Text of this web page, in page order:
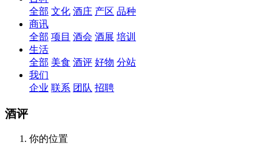
全部 文化 酒庄 产区 品种
商讯
全部 项目 酒会 酒展 培训
生活
全部 美食 酒评 好物 分站
我们
企业 联系 团队 招聘
酒评
你的位置